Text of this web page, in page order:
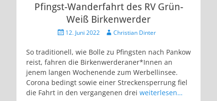
Pfingst-Wanderfahrt des RV Grün-
Weiß Birkenwerder
Veröffentlicht
12. Juni 2022 AutorChristian Dinter
So traditionell, wie Bolle zu Pfingsten nach Pankow
reist, fahren die Birkenwerderaner*Innen an
jenem langen Wochenende zum Werbellinsee.
Corona bedingt sowie einer Streckensperrung fiel
die Fahrt in den vergangenen drei weiterlesen…